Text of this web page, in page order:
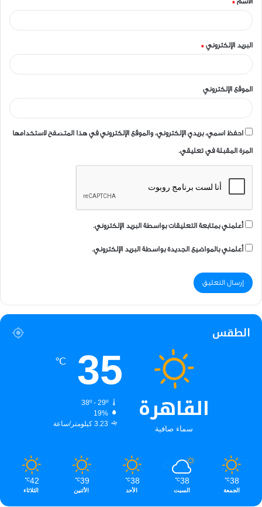
*
البريد الإلكتروني *
الموقع الإلكتروني
احفظ اسمي، بريدي الإلكتروني، والموقع الإلكتروني في هذا المتصفح لاستخدامها
المرة المقبلة في تعليقي.
أعلمني بمتابعة التعليقات بواسطة البريد الإلكتروني.
أعلمني بالمواضيع الجديدة بواسطة البريد الإلكتروني.
الطقس
القاهرة
سماء صافية
35
℃
38º - 29º
19%
3.23 كيلومتر/ساعة
38
℃
الجمعة
38
℃
السبت
38
℃
الأحد
39
℃
الأثنين
42
℃
الثلاثاء